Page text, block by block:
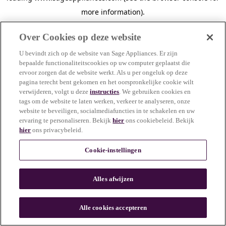
more information).
n
Over Cookies op deze website
U bevindt zich op de website van Sage Appliances. Er zijn
bepaalde functionaliteitscookies op uw computer geplaatst die
ervoor zorgen dat de website werkt. Als u per ongeluk op deze
pagina terecht bent gekomen en het oorspronkelijke cookie wilt
verwijderen, volgt u dezeinstructies. We gebruiken cookies en
tags om de website te laten werken, verkeer te analyseren, onze
website te beveiligen, socialmediafuncties in te schakelen en uw
ervaring te personaliseren. Bekijkhier ons cookiebeleid. Bekijk
hier ons privacybeleid.
Cookie-instellingen
Alles afwijzen
Alle cookies accepteren